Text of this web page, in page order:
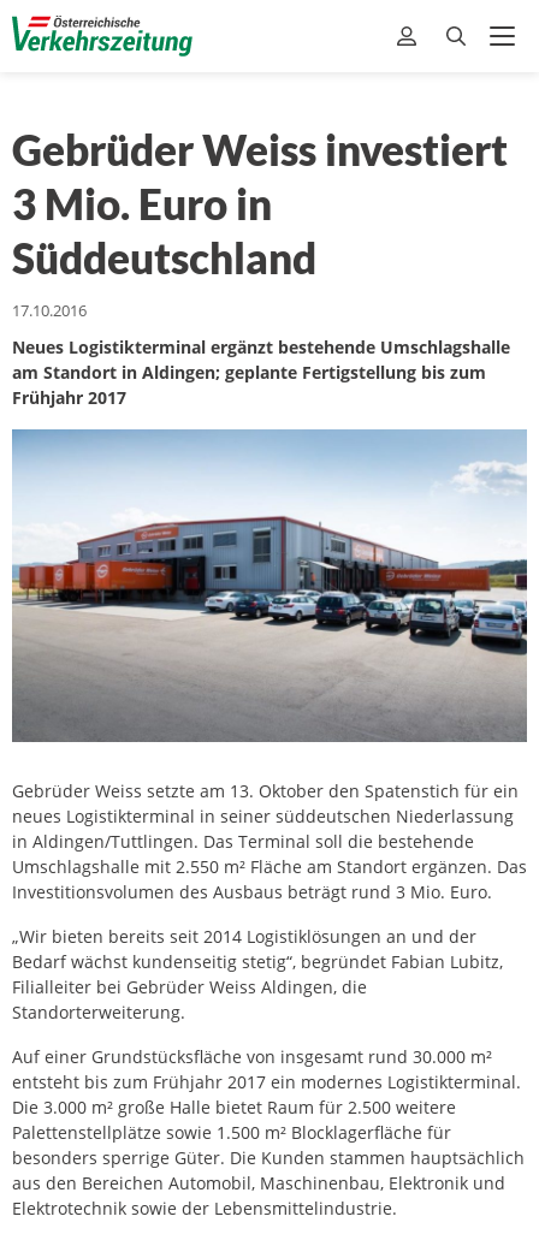
Gebrüder Weiss investiert
3 Mio. Euro in
Süddeutschland
17.10.2016
Neues Logistikterminal ergänzt bestehende Umschlagshalle
am Standort in Aldingen; geplante Fertigstellung bis zum
Frühjahr 2017
Gebrüder Weiss setzte am 13. Oktober den Spatenstich für ein
neues Logistikterminal in seiner süddeutschen Niederlassung
in Aldingen/Tuttlingen. Das Terminal soll die bestehende
Umschlagshalle mit 2.550 m² Fläche am Standort ergänzen. Das
Investitionsvolumen des Ausbaus beträgt rund 3 Mio. Euro.
„Wir bieten bereits seit 2014 Logistiklösungen an und der
Bedarf wächst kundenseitig stetig“, begründet Fabian Lubitz,
Filialleiter bei Gebrüder Weiss Aldingen, die
Standorterweiterung.
Auf einer Grundstücksfläche von insgesamt rund 30.000 m²
entsteht bis zum Frühjahr 2017 ein modernes Logistikterminal.
Die 3.000 m² große Halle bietet Raum für 2.500 weitere
Palettenstellplätze sowie 1.500 m² Blocklagerfläche für
besonders sperrige Güter. Die Kunden stammen hauptsächlich
aus den Bereichen Automobil, Maschinenbau, Elektronik und
Elektrotechnik sowie der Lebensmittelindustrie.